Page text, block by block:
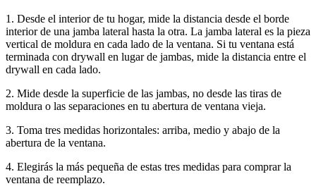
1. Desde el interior de tu hogar, mide la distancia desde el borde
interior de una jamba lateral hasta la otra. La jamba lateral es la pieza
vertical de moldura en cada lado de la ventana. Si tu ventana está
terminada con drywall en lugar de jambas, mide la distancia entre el
drywall en cada lado.
2. Mide desde la superficie de las jambas, no desde las tiras de
moldura o las separaciones en tu abertura de ventana vieja.
3. Toma tres medidas horizontales: arriba, medio y abajo de la
abertura de la ventana.
4. Elegirás la más pequeña de estas tres medidas para comprar la
ventana de reemplazo.